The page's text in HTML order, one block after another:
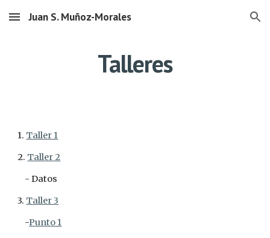
Skip to main content Skip to navigation
Juan S. Muñoz-Morales
Talleres
1. Taller 1
2. Taller 2
    - Datos
3. Taller 3
    -
Punto 1